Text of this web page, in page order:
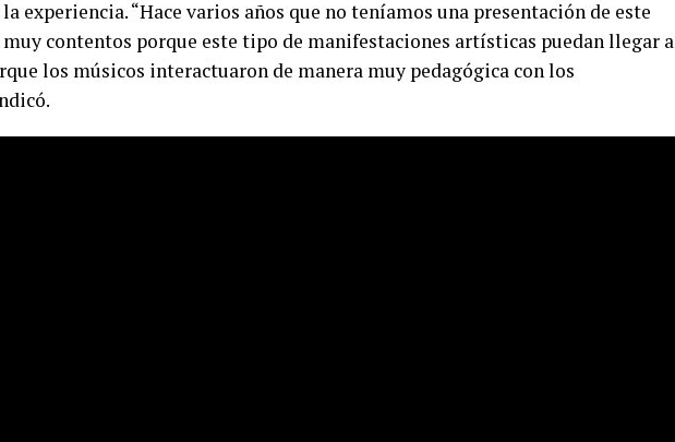
experiencia. “Hace varios años que no teníamos una presentación de este
contentos porque este tipo de manifestaciones artísticas puedan llegar a
los músicos interactuaron de manera muy pedagógica con los